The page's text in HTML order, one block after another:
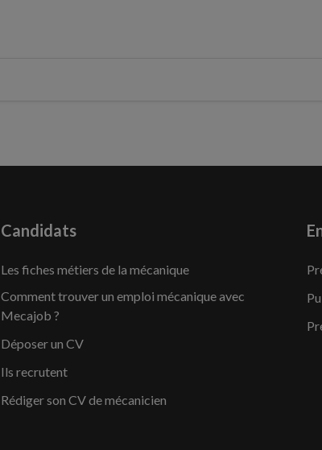
Candidats
Les fiches métiers de la mécanique
Comment trouver un emploi mécanique avec
Mecajob ?
Déposer un CV
Ils recrutent
Rédiger son CV de mécanicien